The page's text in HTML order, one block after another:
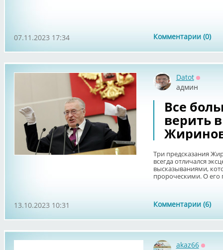
Комментарии (0)
07.11.2023 17:34
Datot
админ
Все
верить
Три предсказания
всегда отличался
высказываниями,
пророческими. О его
Комментарии (6)
13.10.2023 10:31
akaz66